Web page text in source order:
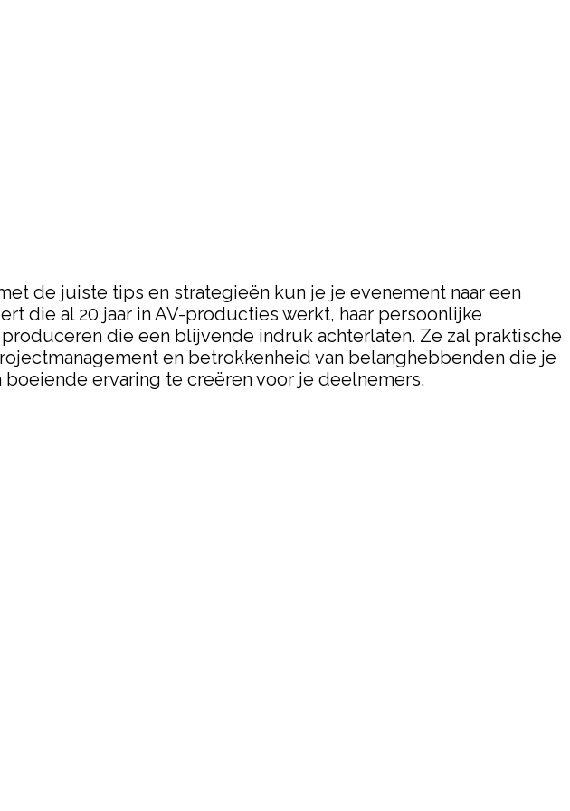
de juiste tips en strategieën kun je je evenement naar een
die al 20 jaar in AV-producties werkt, haar persoonlijke
die een blijvende indruk achterlaten. Ze zal praktische
en betrokkenheid van belanghebbenden die je
ervaring te creëren voor je deelnemers.